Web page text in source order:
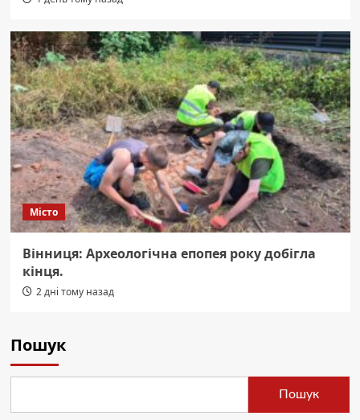
Місто
Вінниця: Археологічна епопея року добігла
кінця.
2 дні тому назад
Пошук
Пошук